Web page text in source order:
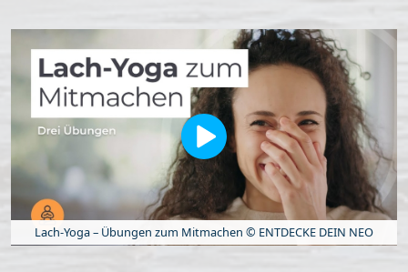
Lach-Yoga – Übungen zum Mitmachen © ENTDECKE DEIN NEO